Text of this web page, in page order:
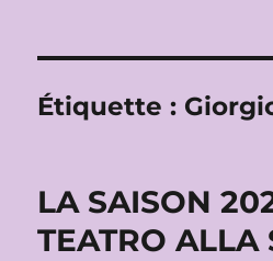
Étiquette :
LA SAISON
TEATRO ALLA